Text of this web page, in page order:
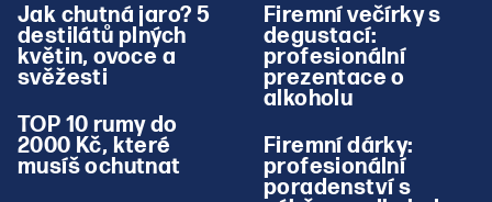
Jak chutná jaro? 5
destilátů plných
květin, ovoce a
svěžesti
TOP 10 rumy do
2000 Kč, které
musíš ochutnat
Firemní večírky s
degustací:
profesionální
prezentace o
alkoholu
Firemní dárky:
profesionální
poradenství s